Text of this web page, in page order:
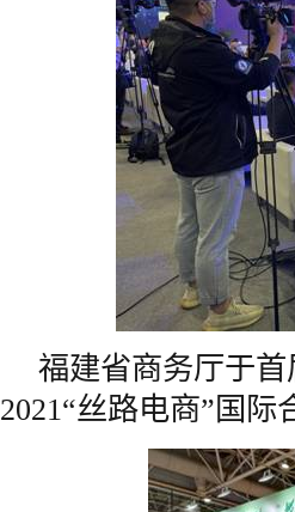
福建省商务厅于
2021“丝路电商”国际